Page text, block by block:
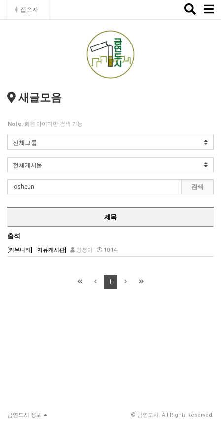
접속자
Toggle
새글모음
Note: 회원 아이디만 검색 가능
검색
제목
출석
[커뮤니티] [자유게시판] 멍청이 10-14
1
금연도시 정보 © 금연도시. All Rights Reserved.